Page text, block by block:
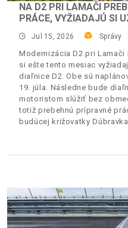
NA D2 PRI LAMAČI
PRÁCE, VYŽIADAJÚ SI
Jul 15, 2026 Správy
Modernizácia D2 pri
si ešte tento mesiac
diaľnice D2. Obe sú
19. júla. Následne bude
motoristom slúžiť bez
totiž prebehnú prípravné
budúcej križovatky Dúbravka.